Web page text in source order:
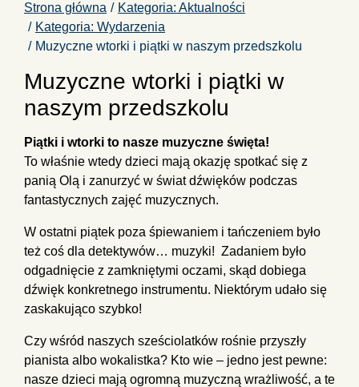
Strona główna
Kategoria: Aktualności
Kategoria: Wydarzenia
Muzyczne wtorki i piątki w naszym przedszkolu
Muzyczne wtorki i piątki w
naszym przedszkolu
Piątki i wtorki to nasze muzyczne święta!
To właśnie wtedy dzieci mają okazję spotkać się z
panią Olą i zanurzyć w świat dźwięków podczas
fantastycznych zajęć muzycznych.
W ostatni piątek poza śpiewaniem i tańczeniem było
też coś dla detektywów… muzyki! ️‍️ Zadaniem było
odgadnięcie z zamkniętymi oczami, skąd dobiega
dźwięk konkretnego instrumentu. Niektórym udało się
zaskakująco szybko!
Czy wśród naszych sześciolatków rośnie przyszły
pianista albo wokalistka? Kto wie – jedno jest pewne:
nasze dzieci mają ogromną muzyczną wrażliwość, a te